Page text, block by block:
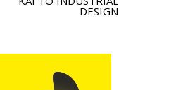
DESIGN